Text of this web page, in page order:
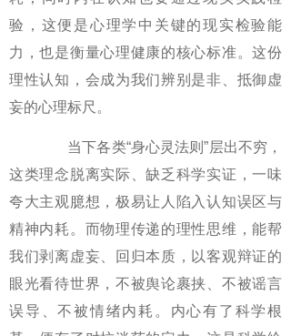
验，这便是心理学中关键的现实检验能
力，也是衡量心理健康的核心标准。这份
理性认知，会成为我们辨别是非、抵御虚
妄的心理标尺。
当下各类“身心灵法则”层出不穷，
这类理念脱离实际、缺乏科学实证，一味
夸大主观臆想，极易让人陷入认知误区与
精神内耗。而物理传递的理性思维，能帮
我们剥离虚妄、回归本质，以客观辩证的
眼光看待世界，不被舆论裹挟、不被谣言
误导、不被情绪内耗。内心有了科学根